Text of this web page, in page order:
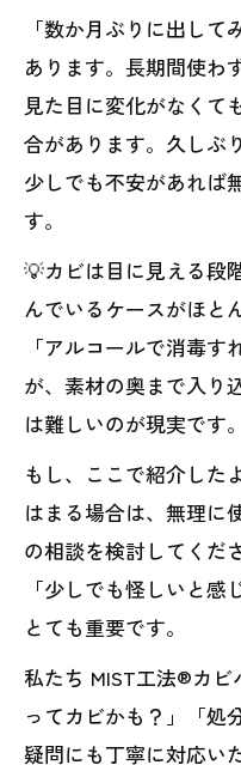
「数か月ぶりに出し
あります。長期間使わ
見た目に変化がなくて
合があります。久しぶ
少しでも不安があれば
す。
💡カビは目に見える段
んでいるケースがほと
「アルコールで消毒
が、素材の奥まで入り
は難しいのが現実です。
もし、ここで紹介した
はまる場合は、無理に
の相談を検討してくだ
「少しでも怪しいと
とても重要です。
私たち MIST工法®カビ
ってカビかも？」「処
疑問にも丁寧に対応い